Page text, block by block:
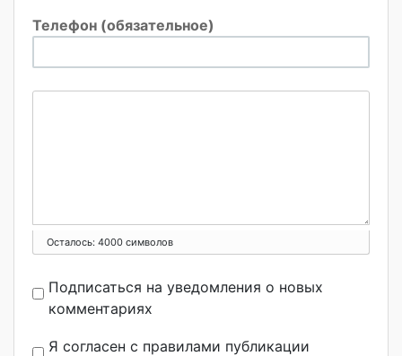
Телефон (обязательное)
Осталось: 4000 символов
Подписаться на уведомления о новых
комментариях
Я согласен с правилами публикации